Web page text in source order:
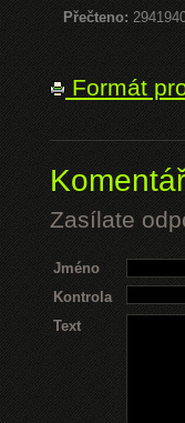
Přečteno:
Formát
Zasílate
Jméno
Kontrola
Text